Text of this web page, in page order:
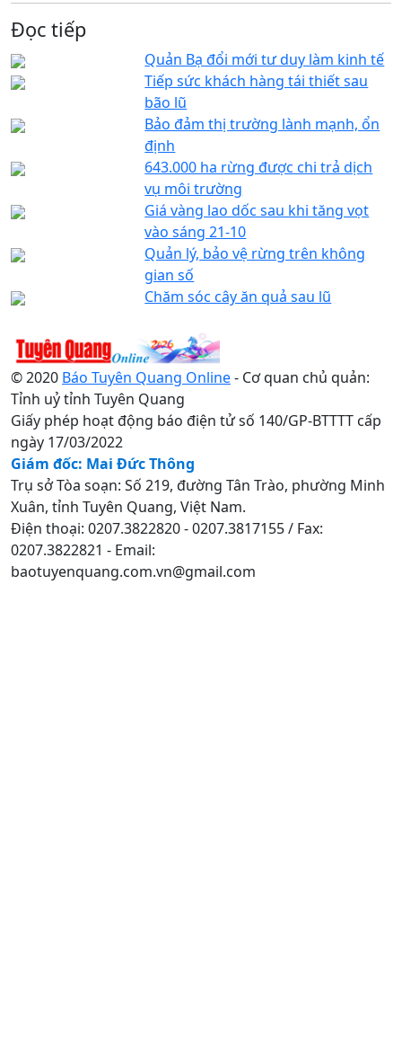
Đọc tiếp
Quản Bạ đổi mới tư duy làm kinh tế
Tiếp sức khách hàng tái thiết sau
bão lũ
Bảo đảm thị trường lành mạnh, ổn
định
643.000 ha rừng được chi trả dịch
vụ môi trường
Giá vàng lao dốc sau khi tăng vọt
vào sáng 21-10
Quản lý, bảo vệ rừng trên không
gian số
Chăm sóc cây ăn quả sau lũ
© 2020 Báo Tuyên Quang Online- Cơ quan chủ quản:
Tỉnh uỷ tỉnh Tuyên Quang
Giấy phép hoạt động báo điện tử số 140/GP-BTTTT cấp
ngày 17/03/2022
Giám đốc: Mai Đức Thông
Trụ sở Tòa soạn: Số 219, đường Tân Trào, phường Minh
Xuân, tỉnh Tuyên Quang, Việt Nam.
Điện thoại: 0207.3822820 - 0207.3817155 / Fax:
0207.3822821 - Email:
baotuyenquang.com.vn@gmail.com